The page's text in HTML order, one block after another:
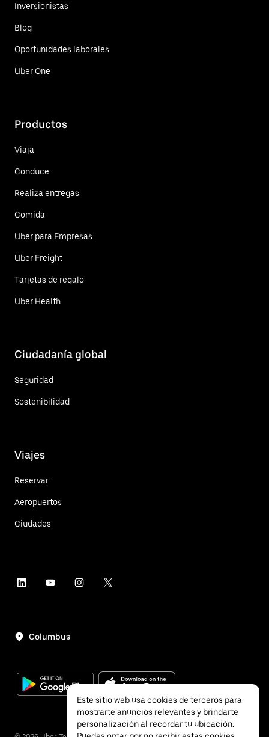
Inversionistas
Blog
Oportunidades laborales
Uber One
Productos
Viaja
Conduce
Realiza entregas
Comida
Uber para Empresas
Uber Freight
Tarjetas de regalo
Uber Health
Ciudadanía global
Seguridad
Sostenibilidad
Viajes
Reservar
Aeropuertos
Ciudades
Columbus
Este sitio web usa cookies de terceros para
mostrarte anuncios relevantes y brindarte
personalización al recordar tu ubicación.